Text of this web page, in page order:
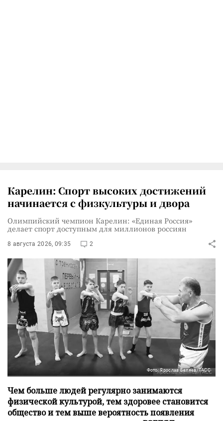
Карелин: Спорт высоких достижений
начинается с физкультуры и двора
Олимпийский чемпион Карелин: «Единая Россия»
делает спорт доступным для миллионов россиян
8 августа 2026, 09:35 2
Фото: Ярослав Беляев/ТАСС
Чем больше людей регулярно занимаются
физической культурой, тем здоровее становится
общество и тем выше вероятность появления